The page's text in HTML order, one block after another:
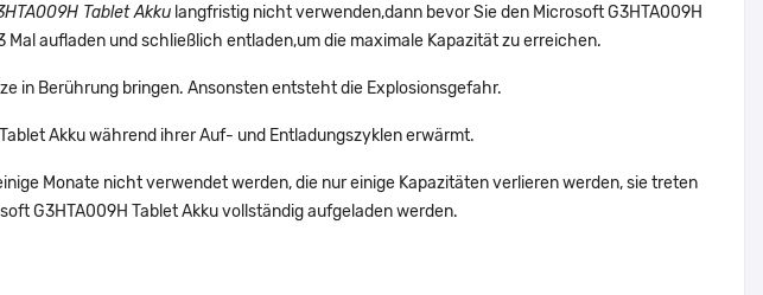
Tablet Akku langfristig nicht verwenden,dann bevor Sie den Microsoft G3HTA009H
aufladen und schließlich entladen,um die maximale Kapazität zu erreichen.
in Berührung bringen. Ansonsten entsteht die Explosionsgefahr.
Akku während ihrer Auf- und Entladungszyklen erwärmt.
Monate nicht verwendet werden, die nur einige Kapazitäten verlieren werden, sie treten
G3HTA009H Tablet Akku vollständig aufgeladen werden.